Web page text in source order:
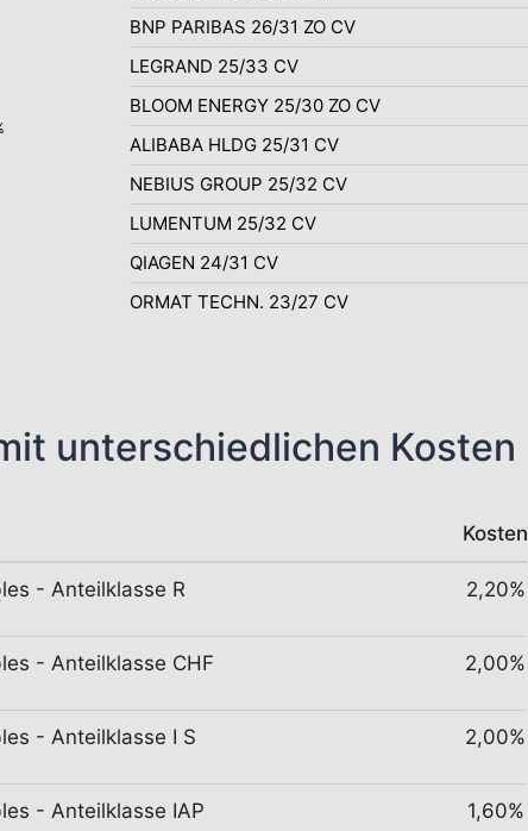
BNP PARIBAS 26/31 ZO CV
LEGRAND 25/33 CV
BLOOM ENERGY 25/30 ZO CV
ALIBABA HLDG 25/31 CV
NEBIUS GROUP 25/32 CV
LUMENTUM 25/32 CV
QIAGEN 24/31 CV
ORMAT TECHN. 23/27 CV
unterschiedlichen Kosten
Kosten
- Anteilklasse R 2,20%
- Anteilklasse CHF 2,00%
- Anteilklasse I S 2,00%
- Anteilklasse IAP 1,60%